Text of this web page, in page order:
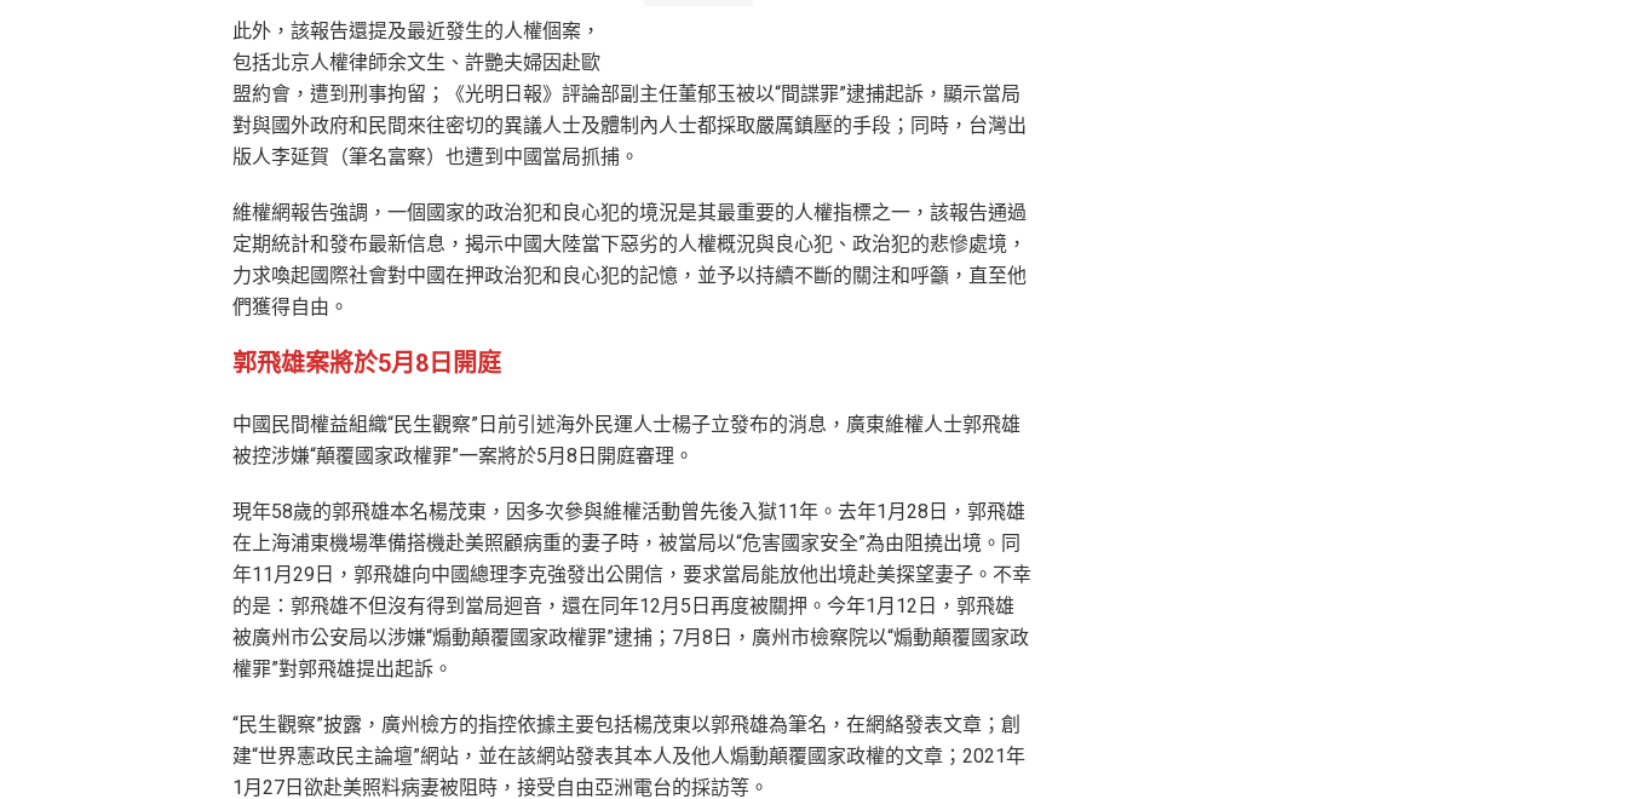
此外，該報告還提及最近發生的人權個案，
包括北京人權律師余文生、許艷夫婦因赴歐
盟約會，遭到刑事拘留；《光明日報》評論部副主任董郁玉被以“間諜罪”逮捕起訴，顯示當局
對與國外政府和民間來往密切的異議人士及體制內人士都採取嚴厲鎮壓的手段；同時，台灣出
版人李延賀（筆名富察）也遭到中國當局抓捕。
維權網報告強調，一個國家的政治犯和良心犯的境況是其最重要的人權指標之一，該報告通過
定期統計和發布最新信息，揭示中國大陸當下惡劣的人權概況與良心犯、政治犯的悲慘處境，
力求喚起國際社會對中國在押政治犯和良心犯的記憶，並予以持續不斷的關注和呼籲，直至他
們獲得自由。
郭飛雄案將於5月8日開庭
中國民間權益組織“民生觀察”日前引述海外民運人士楊子立發布的消息，廣東維權人士郭飛雄
被控涉嫌“顛覆國家政權罪”一案將於5月8日開庭審理。
現年58歲的郭飛雄本名楊茂東，因多次參與維權活動曾先後入獄11年。去年1月28日，郭飛雄
在上海浦東機場準備搭機赴美照顧病重的妻子時，被當局以“危害國家安全”為由阻撓出境。同
年11月29日，郭飛雄向中國總理李克強發出公開信，要求當局能放他出境赴美探望妻子。不幸
的是：郭飛雄不但沒有得到當局迴音，還在同年12月5日再度被關押。今年1月12日，郭飛雄
被廣州市公安局以涉嫌“煽動顛覆國家政權罪”逮捕；7月8日，廣州市檢察院以“煽動顛覆國家政
權罪”對郭飛雄提出起訴。
“民生觀察”披露，廣州檢方的指控依據主要包括楊茂東以郭飛雄為筆名，在網絡發表文章；創
建“世界憲政民主論壇”網站，並在該網站發表其本人及他人煽動顛覆國家政權的文章；2021年
1月27日欲赴美照料病妻被阻時，接受自由亞洲電台的採訪等。